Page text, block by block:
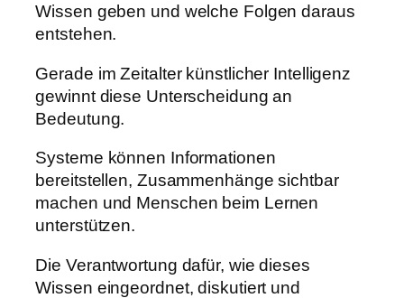
Wissen geben und welche Folgen daraus
entstehen.
Gerade im Zeitalter künstlicher Intelligenz
gewinnt diese Unterscheidung an
Bedeutung.
Systeme können Informationen
bereitstellen, Zusammenhänge sichtbar
machen und Menschen beim Lernen
unterstützen.
Die Verantwortung dafür, wie dieses
Wissen eingeordnet, diskutiert und